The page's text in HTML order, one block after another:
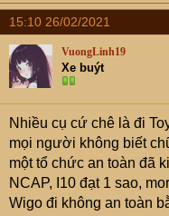
cùng tầm tiền. Khung
4* của NCAP là đủ
i10 với morning thì
sao mọi người lại chọn
làm mù con mắt. nếu
60km/h thì cả lái chính
1 xuất đi đời. Từ hồi
vừa để phục vụ gia
tiết kiệm, trung bình
hợp tính ra chỉ loanh
15:10 26/02/2021
VuongLinh19
Xe buýt
Nhiều cụ cứ chê là đi
mọi người không biết
một tổ chức an toàn đã
NCAP, I10 đạt 1 sao,
Wigo đi không an toàn